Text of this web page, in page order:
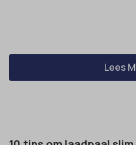
Lees